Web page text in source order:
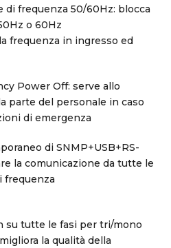
frequenza 50/60Hz: blocca
o 60Hz
frequenza in ingresso ed
Power Off: serve allo
parte del personale in caso
di emergenza
di SNMP+USB+RS-
la comunicazione da tutte le
frequenza
su tutte le fasi per tri/mono
la qualità della